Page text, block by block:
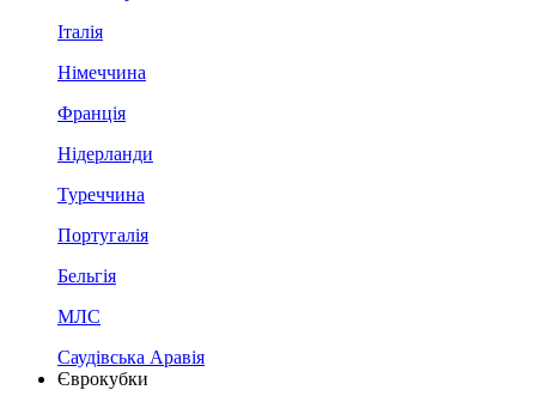
Італія
Німеччина
Франція
Нідерланди
Туреччина
Португалія
Бельгія
МЛС
Саудівська Аравія
Єврокубки